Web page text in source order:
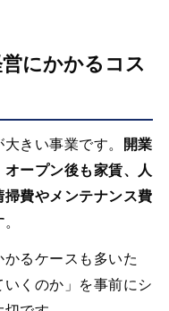
にかかるコス
きい事業です。
開業
ープン後も家賃、人
費やメンテナンス費
。
るケースも多いた
くのか」を事前にシ